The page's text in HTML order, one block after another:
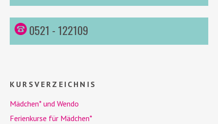
0521 - 122109
KURSVERZEICHNIS
Mädchen* und Wendo
Ferienkurse für Mädchen*